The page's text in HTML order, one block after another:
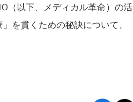
（以下、メディカル革命）の活
を貫くための秘訣について、